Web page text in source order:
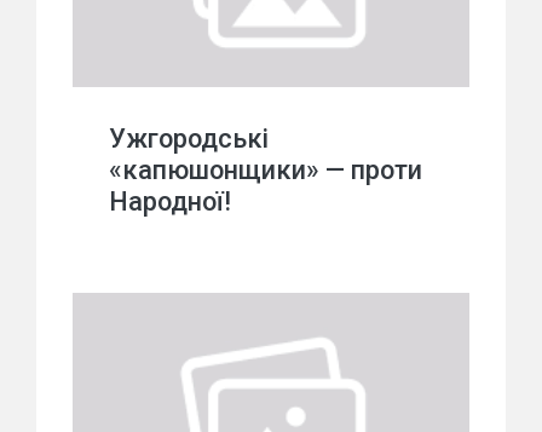
Ужгородські
«капюшонщики» — проти
Народної!